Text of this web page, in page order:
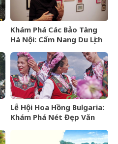
Khám Phá Các Bảo Tàng
Hà Nội: Cẩm Nang Du Lịch
Lễ Hội Hoa Hồng Bulgaria:
Khám Phá Nét Đẹp Văn